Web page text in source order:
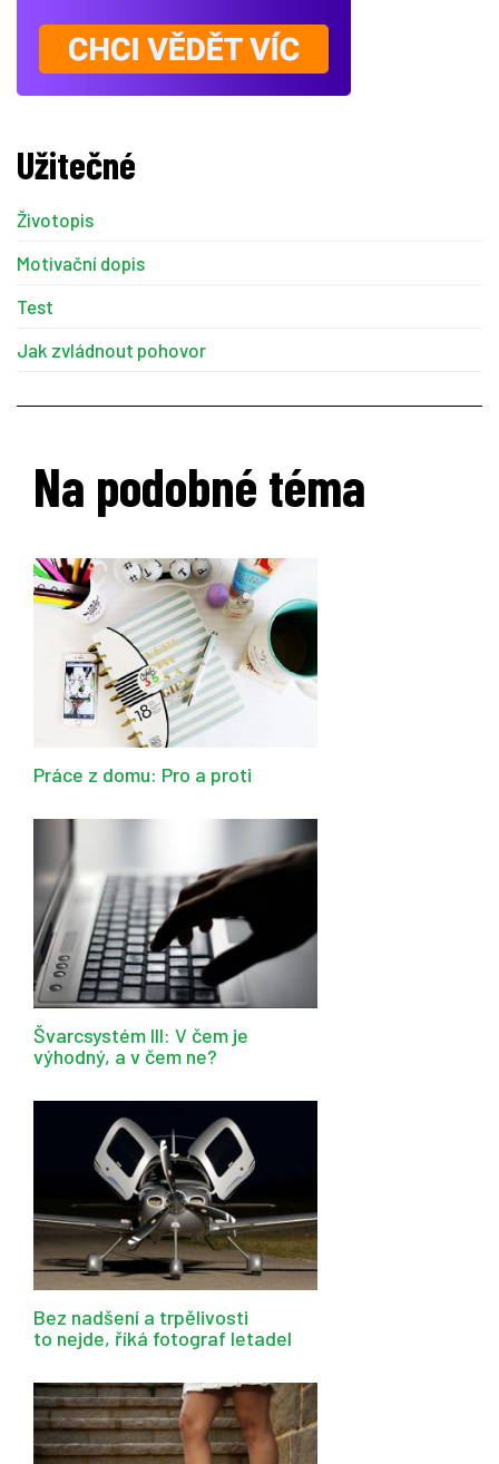
Užitečné
Životopis
Motivační dopis
Test
Jak zvládnout pohovor
Na podobné téma
Práce z domu: Pro a proti
Švarcsystém III: V čem je
výhodný, a v čem ne?
Bez nadšení a trpělivosti
to nejde, říká fotograf letadel